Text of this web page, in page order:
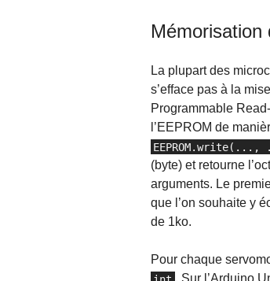
Mémorisation
La plupart des
s’efface pas à la
Programmable
l’EEPROM de
(byte) et retourne
arguments. Le
que l’on souhaite y
de 1ko.
Pour chaque